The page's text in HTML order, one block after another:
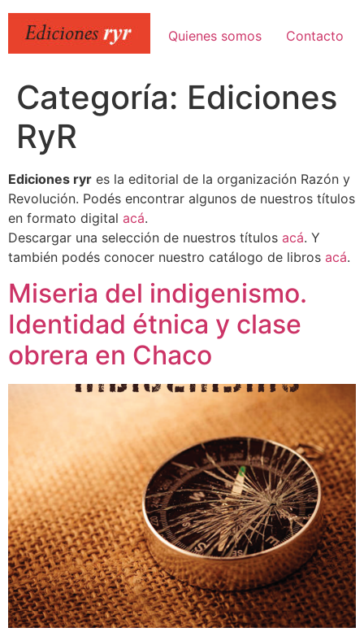
contenido
Quienes somos Contacto
Categoría: Ediciones
RyR
Ediciones ryr es la editorial de la organización Razón y
Revolución. Podés encontrar algunos de nuestros títulos
en formato digital acá.
Descargar una selección de nuestros títulos acá. Y
también podés conocer nuestro catálogo de libros acá.
Miseria del indigenismo.
Identidad étnica y clase
obrera en Chaco